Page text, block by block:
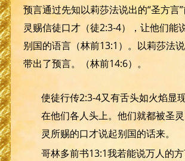
预言通过先知以莉莎法说出的“圣方言
灵赐信徒口才（徒2:3-4），让他们能
别国的语言（林前13:1）。以莉莎法
带出了预言。（林前14:6）。
使徒行传2:3-4又有舌头如火焰显
在他们各人头上。他们就都被圣
灵所赐的口才说起别国的话来。
哥林多前书13:1我若能说万人的